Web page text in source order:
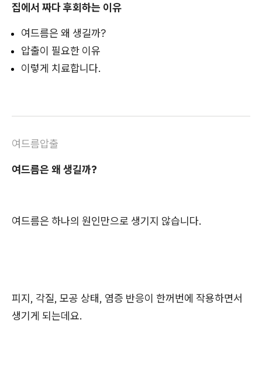
집에서 짜다 후회하는 이유
여드름은 왜 생길까?
압출이 필요한 이유
이렇게 치료합니다.
여드름압출
여드름은 왜 생길까?
여드름은 하나의 원인만으로 생기지 않습니다.
피지, 각질, 모공 상태, 염증 반응이 한꺼번에 작용하면서
생기게 되는데요.